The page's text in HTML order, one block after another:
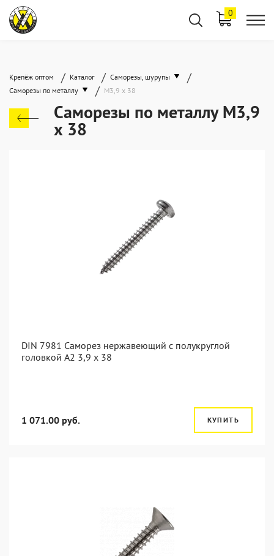
0
Крепёж оптом / Каталог / Саморезы, шурупы /
Саморезы по металлу / М3,9 х 38
Саморезы по металлу М3,9
х 38
DIN 7981 Саморез нержавеющий с полукруглой
головкой А2 3,9 x 38
1 071.00 руб. КУПИТЬ